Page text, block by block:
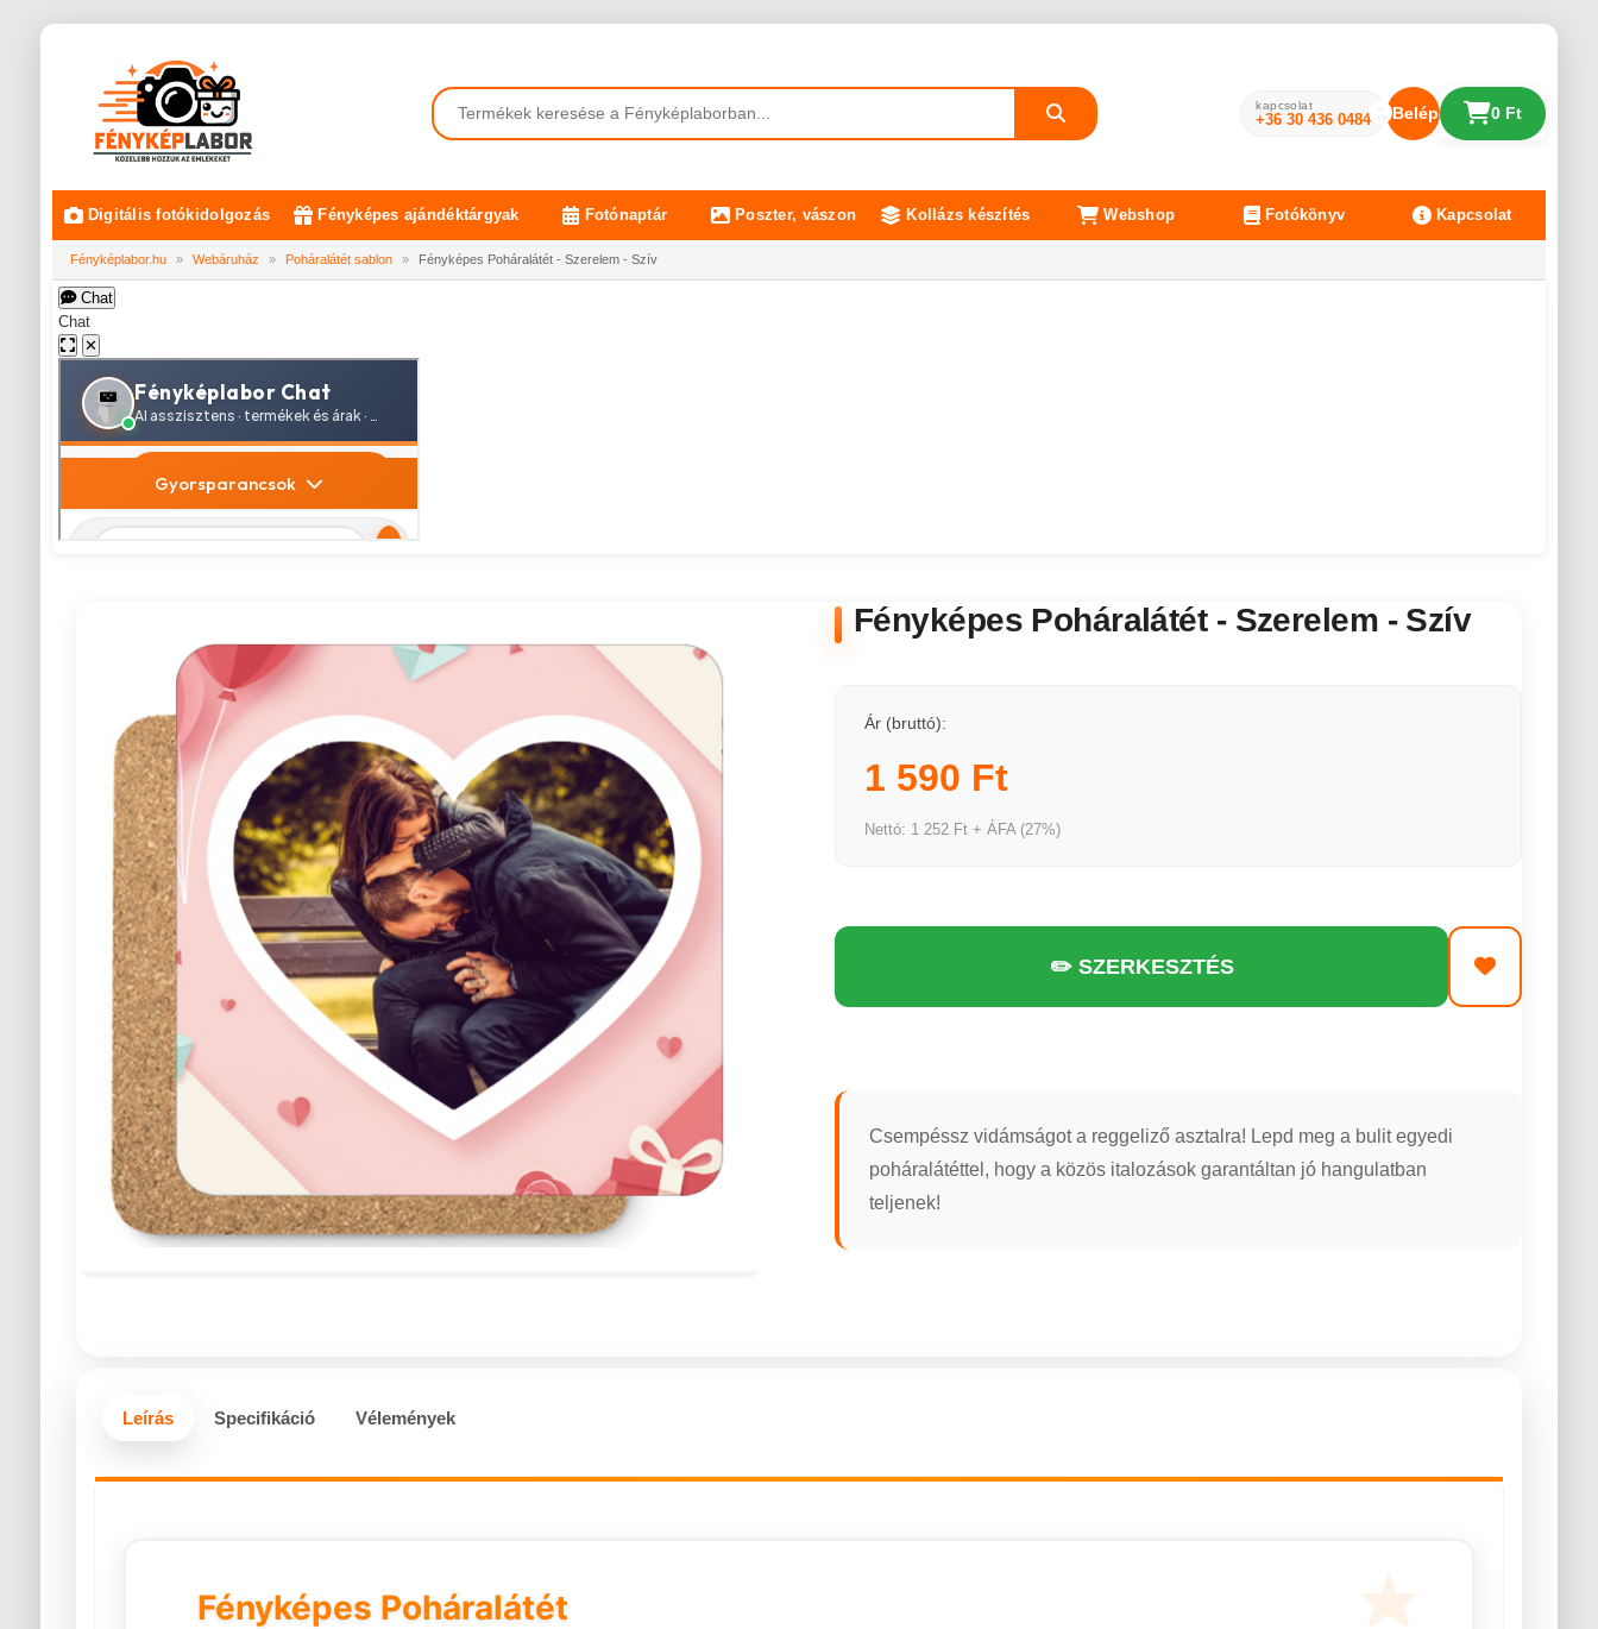
kapcsolat
+36 30 436 0484 Belépés 0 Ft
Digitális fotókidolgozás Fényképes ajándéktárgyak Fotónaptár Poszter, vászon Kollázs készítés Webshop Fotókönyv Kapcsolat
Fényképlabor.hu » Webáruház » Poháralátét sablon » Fényképes Poháralátét - Szerelem - Szív
Chat
Chat
✕
Fényképes Poháralátét - Szerelem - Szív
Ár (bruttó):
1 590 Ft
Nettó: 1 252 Ft + ÁFA (27%)
✏️ SZERKESZTÉS
Csempéssz vidámságot a reggeliző asztalra! Lepd meg a bulit egyedi
poháralátéttel, hogy a közös italozások garantáltan jó hangulatban
teljenek!
Leírás Specifikáció Vélemények
Fényképes Poháralátét